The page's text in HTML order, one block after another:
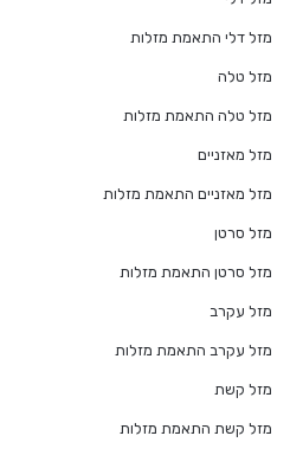
מזל דלי התאמת מזלות
מזל טלה
מזל טלה התאמת מזלות
מזל מאזניים
מזל מאזניים התאמת מזלות
מזל סרטן
מזל סרטן התאמת מזלות
מזל עקרב
מזל עקרב התאמת מזלות
מזל קשת
מזל קשת התאמת מזלות